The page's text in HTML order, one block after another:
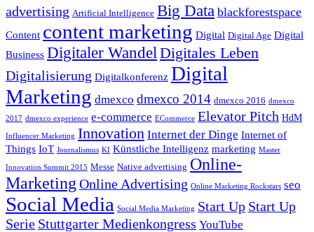
advertising Artificial Intelligence Big Data blackforestspace
Content content marketing Digital Digital Age Digital
Business Digitaler Wandel Digitales Leben
Digitalisierung Digitalkonferenz Digital
Marketing dmexco dmexco 2014 dmexco 2016 dmexco
2017 dmexco experience e-commerce ECommerce Elevator Pitch HdM
Influencer Marketing Innovation Internet der Dinge Internet of
Things IoT Journalismus KI Künstliche Intelligenz marketing Master
Innovation Summit 2015 Messe Native advertising Online-
Marketing Online Advertising Online Marketing Rockstars seo
Social Media Social Media Marketing Start Up Start Up
Serie Stuttgarter Medienkongress YouTube